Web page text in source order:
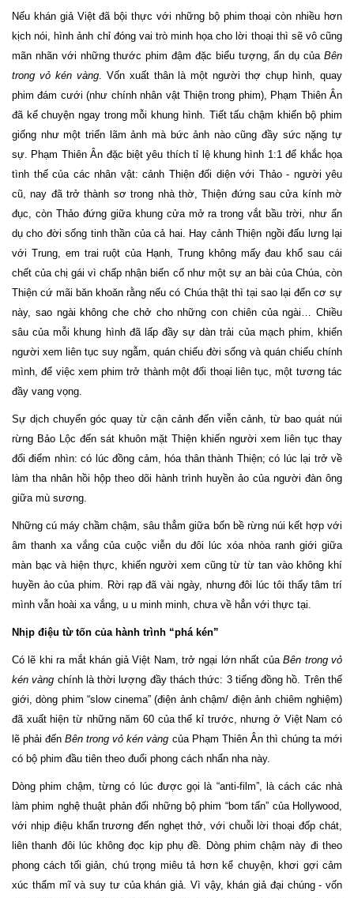
Nếu khán giả Việt đã bội thực với những bộ phim thoại còn nhiều hơn
kịch nói, hình ảnh chỉ đóng vai trò minh họa cho lời thoại thì sẽ vô cũng
mãn nhãn với những thước phim đậm đặc biểu tượng, ẩn dụ của Bên
trong vỏ kén vàng. Vốn xuất thân là một người thợ chụp hình, quay
phim đám cưới (như chính nhân vật Thiện trong phim), Phạm Thiên Ân
đã kể chuyện ngay trong mỗi khung hình. Tiết tấu chậm khiến bộ phim
giống như một triển lãm ảnh mà bức ảnh nào cũng đầy sức nặng tự
sự. Phạm Thiên Ân đặc biệt yêu thích tỉ lệ khung hình 1:1 để khắc họa
tình thế của các nhân vật: cảnh Thiện đối diện với Thảo - người yêu
cũ, nay đã trở thành sơ trong nhà thờ, Thiện đứng sau cửa kính mờ
đục, còn Thảo đứng giữa khung cửa mở ra trong vắt bầu trời, như ẩn
dụ cho đời sống tinh thần của cả hai. Hay cảnh Thiện ngồi đấu lưng lại
với Trung, em trai ruột của Hạnh, Trung không mấy đau khổ sau cái
chết của chị gái vì chấp nhận biến cố như một sự an bài của Chúa, còn
Thiện cứ mãi băn khoăn rằng nếu có Chúa thật thì tại sao lại đến cơ sự
này, sao ngài không che chở cho những con chiên của ngài… Chiều
sâu của mỗi khung hình đã lấp đầy sự dàn trải của mạch phim, khiến
người xem liên tục suy ngẫm, quán chiếu đời sống và quán chiếu chính
mình, để việc xem phim trở thành một đối thoại liên tục, một tương tác
đầy vang vọng.
Sự dịch chuyển góc quay từ cận cảnh đến viễn cảnh, từ bao quát núi
rừng Bảo Lộc đến sát khuôn mặt Thiện khiến người xem liên tục thay
đổi điểm nhìn: có lúc đồng cảm, hóa thân thành Thiện; có lúc lại trở về
làm tha nhân hồi hộp theo dõi hành trình huyền ảo của người đàn ông
giữa mù sương.
Những cú máy chầm chậm, sâu thẳm giữa bốn bề rừng núi kết hợp với
âm thanh xa vắng của cuộc viễn du đôi lúc xóa nhòa ranh giới giữa
màn bạc và hiện thực, khiến người xem cũng từ từ tan vào không khí
huyền ảo của phim. Rời rạp đã vài ngày, nhưng đôi lúc tôi thấy tâm trí
mình vẫn hoài xa vắng, u u minh minh, chưa về hẳn với thực tại.
Nhịp điệu từ tốn của hành trình “phá kén”
Có lẽ khi ra mắt khán giả Việt Nam, trở ngại lớn nhất củaBên trong vỏ
kén vàng chính là thời lượng đầy thách thức: 3 tiếng đồng hồ. Trên thế
giới, dòng phim “slow cinema” (điện ảnh chậm/ điện ảnh chiêm nghiệm)
đã xuất hiện từ những năm 60 của thế kỉ trước, nhưng ở Việt Nam có
lẽ phải đếnBên trong vỏ kén vàng của Phạm Thiên Ân thì chúng ta mới
có bộ phim đầu tiên theo đuổi phong cách nhẩn nha này.
Dòng phim chậm, từng có lúc được gọi là “anti-film”, là cách các nhà
làm phim nghệ thuật phản đối những bộ phim “bom tấn” của Hollywood,
với nhịp điệu khẩn trương đến nghẹt thở, với chuỗi lời thoại đốp chát,
liên thanh đôi lúc không đọc kịp phụ đề. Dòng phim chậm này đi theo
phong cách tối giản, chú trọng miêu tả hơn kể chuyện, khơi gợi cảm
xúc thẩm mĩ và suy tư của khán giả. Vì vậy, khán giả đại chúng - vốn